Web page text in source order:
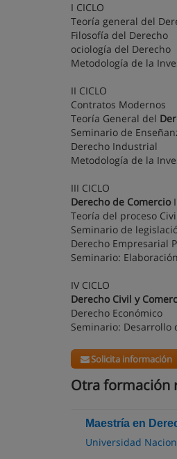
I CICLO
Teoría general del
Filosofía del Derecho
ociología del Derecho
Metodología de la
II CICLO
Contratos Modernos
Teoría General del
Seminario de
Derecho Industrial
Metodología de la
III CICLO
Derecho de Comercio
Teoría del proceso
Seminario de
Derecho Empresarial
Seminario:
IV CICLO
Derecho Civil y
Derecho Económico
Seminario: Desarrollo
Solicita información
Otra formación
Maestría en
Universidad